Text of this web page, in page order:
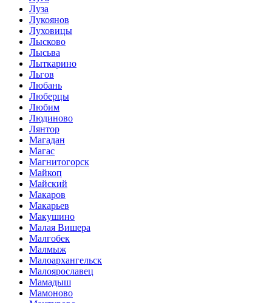
Луза
Лукоянов
Луховицы
Лысково
Лысьва
Лыткарино
Льгов
Любань
Люберцы
Любим
Людиново
Лянтор
Магадан
Магас
Магнитогорск
Майкоп
Майский
Макаров
Макарьев
Макушино
Малая Вишера
Малгобек
Малмыж
Малоархангельск
Малоярославец
Мамадыш
Мамоново